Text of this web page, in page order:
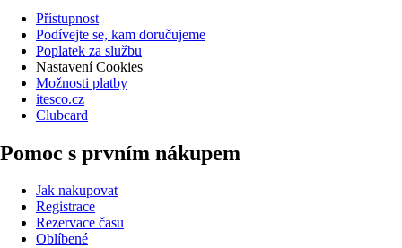
Přístupnost
Podívejte se, kam doručujeme
Poplatek za službu
Nastavení Cookies
Možnosti platby
itesco.cz
Clubcard
Pomoc s prvním nákupem
Jak nakupovat
Registrace
Rezervace času
Oblíbené